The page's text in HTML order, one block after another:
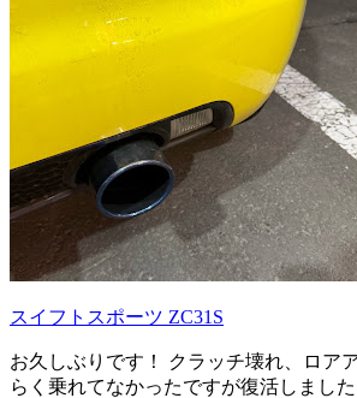
スイフトスポーツ ZC31S
お久しぶりです！ クラッチ壊れ、ロア
らく乗れてなかったですが復活しまし